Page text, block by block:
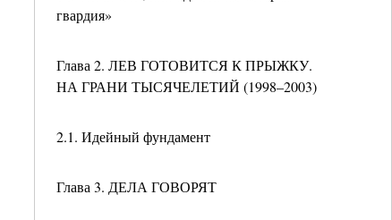
гвардия»
Глава 2. ЛЕВ ГОТОВИТСЯ К ПРЫЖКУ.
НА ГРАНИ ТЫСЯЧЕЛЕТИЙ (1998–2003)
2.1. Идейный фундамент
Глава 3. ДЕЛА ГОВОРЯТ